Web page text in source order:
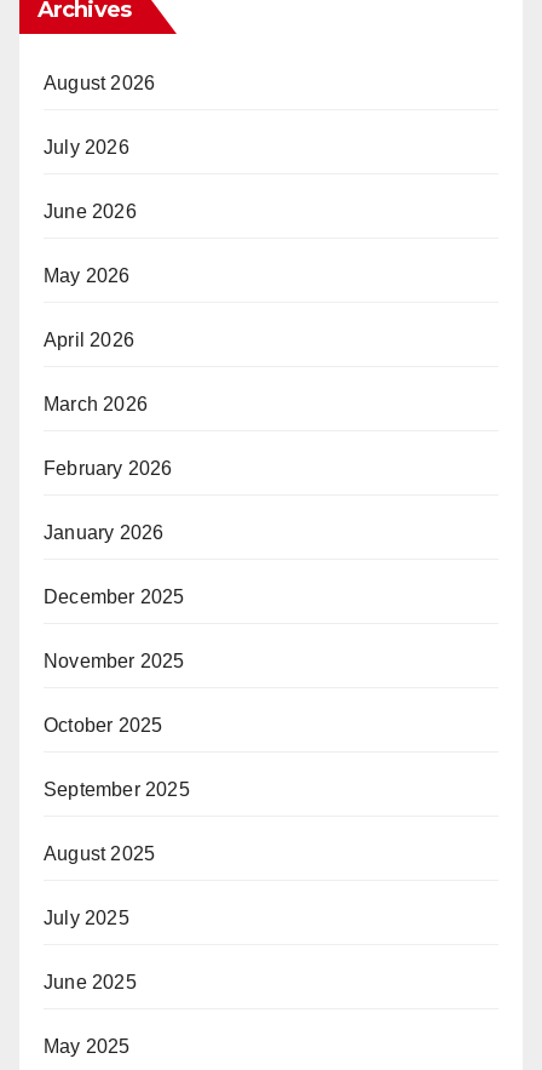
Archives
August 2026
July 2026
June 2026
May 2026
April 2026
March 2026
February 2026
January 2026
December 2025
November 2025
October 2025
September 2025
August 2025
July 2025
June 2025
May 2025